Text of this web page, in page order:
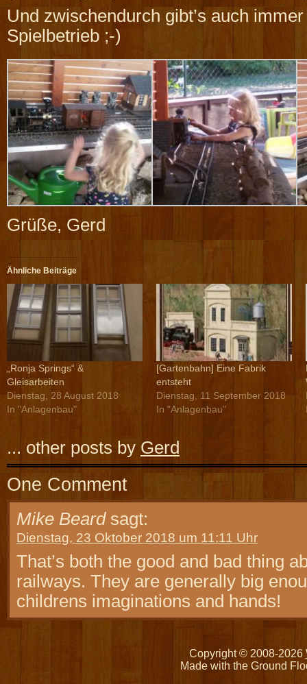
Und zwischendurch gibt’s auch
Spielbetrieb ;-)
Grüße, Gerd
Ähnliche Beiträge
„Ronja Springs“ &
Gleisarbeiten
Dienstag, 28 August 2018
In "Anlagenbau"
[Gartenbahn] Eine Fabrik
entsteht
Dienstag, 11 September 2018
In "Anlagenbau"
... other posts by Gerd
One Comment
Mike Beard sagt:
Dienstag, 23 Oktober 2018 um 11:11 Uhr
That’s both the good and bad thing
railways. They are generally big
childrens imaginations and hands!
Copyright © 2008-2026
Made with the Ground